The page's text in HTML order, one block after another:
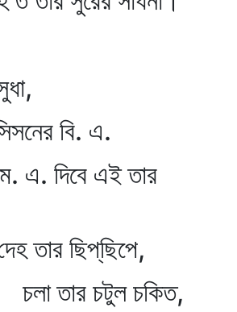
বি. এ.
এ. দিবে এই তার
ছিপ্‌ছিপে,
চটুল চকিত,